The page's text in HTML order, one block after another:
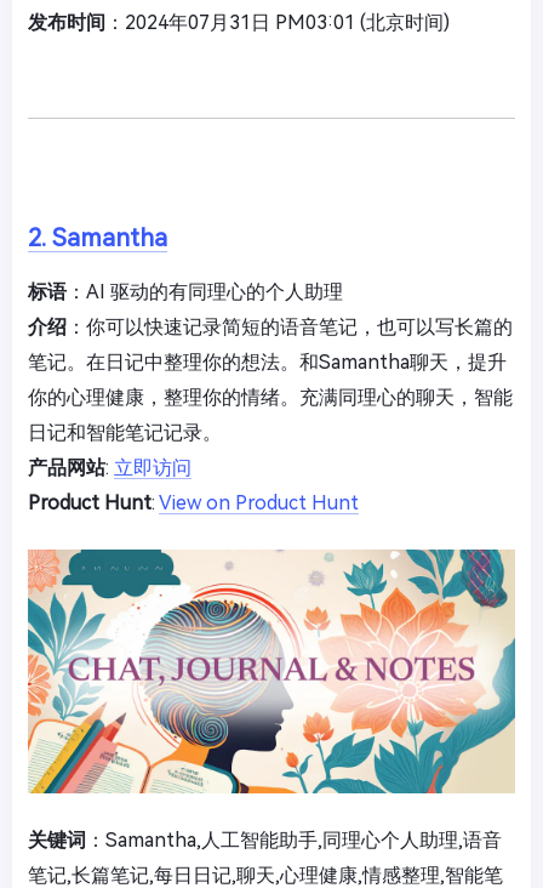
发布时间 ：2024年07月31日 PM03:01 (北京时间)
2. Samantha
标语：AI 驱动的有同理心的个人助理
介绍 ：你可以快速记录简短的语音笔记，也可以写长篇的
笔记。在日记中整理你的想法。和Samantha聊天，提升
你的心理健康，整理你的情绪。充满同理心的聊天，智能
日记和智能笔记记录。
产品网站: 立即访问
Product Hunt: View on Product Hunt
关键词 ：Samantha,人工智能助手,同理心个人助理,语音
笔记,长篇笔记,每日日记,聊天,心理健康,情感整理,智能笔